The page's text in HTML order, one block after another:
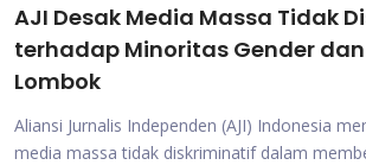
AJI Desak Media Massa Tidak
terhadap Minoritas Gender
Lombok
Aliansi Jurnalis Independen (AJI) Indonesia
media massa tidak diskriminatif dalam